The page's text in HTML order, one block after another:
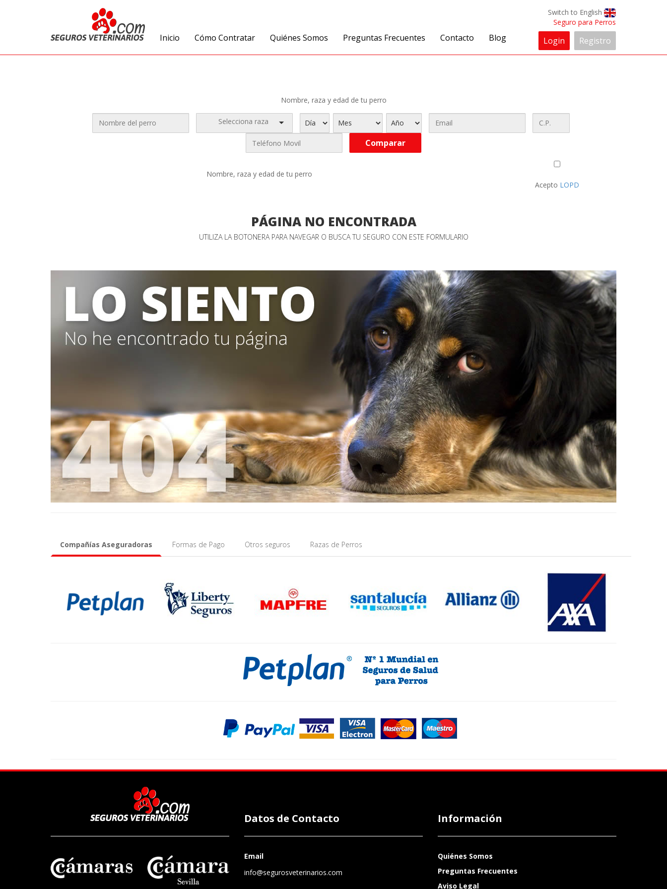
Switch to English
Seguro para Perros
Login Registro
Inicio Cómo Contratar Quiénes Somos Preguntas Frecuentes Contacto Blog
Nombre, raza y edad de tu perro
Nombre, raza y edad de tu perro
Acepto LOPD
PÁGINA NO ENCONTRADA
UTILIZA LA BOTONERA PARA NAVEGAR O BUSCA TU SEGURO CON ESTE FORMULARIO
Compañías Aseguradoras Formas de Pago Otros seguros Razas de Perros
Datos de Contacto
Email
info@segurosveterinarios.com
Información
Quiénes Somos
Preguntas Frecuentes
Aviso Legal